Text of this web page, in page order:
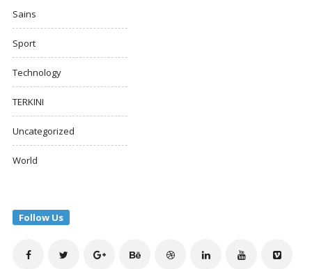
Sains
Sport
Technology
TERKINI
Uncategorized
World
Follow Us